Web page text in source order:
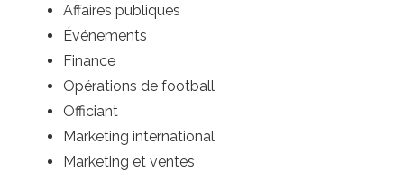
Affaires publiques
Événements
Finance
Opérations de football
Officiant
Marketing international
Marketing et ventes